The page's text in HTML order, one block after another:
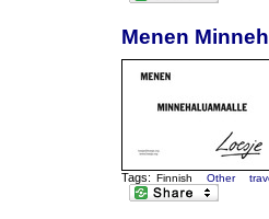
Menen
Tags: Finnish Other